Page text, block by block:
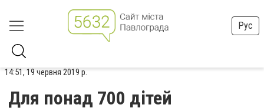
Рус
14:51, 19 червня 2019 р.
Для понад 700 дітей